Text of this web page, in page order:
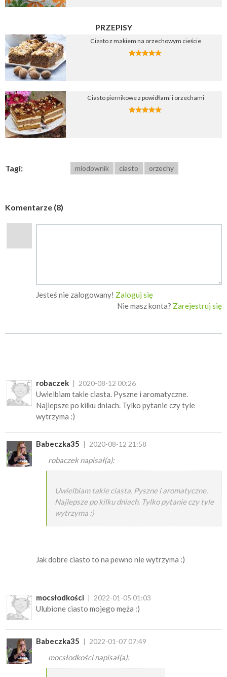
PRZEPISY
Ciasto z makiem na orzechowym cieście
Ciasto piernikowe z powidłami i orzechami
Tagi: miodownik ciasto orzechy
Komentarze (8)
Jesteś nie zalogowany! Zaloguj się
Nie masz konta? Zarejestruj się
robaczek 2020-08-12 00:26
Uwielbiam takie ciasta. Pyszne i aromatyczne.
Najlepsze po kilku dniach. Tylko pytanie czy tyle
wytrzyma :)
Babeczka35 2020-08-12 21:58
robaczek napisał(a):
Uwielbiam takie ciasta. Pyszne i aromatyczne.
Najlepsze po kilku dniach. Tylko pytanie czy tyle
wytrzyma :)
Jak dobre ciasto to na pewno nie wytrzyma :)
mocsłodkości 2022-01-05 01:03
Ulubione ciasto mojego męża :)
Babeczka35 2022-01-07 07:49
mocsłodkości napisał(a):